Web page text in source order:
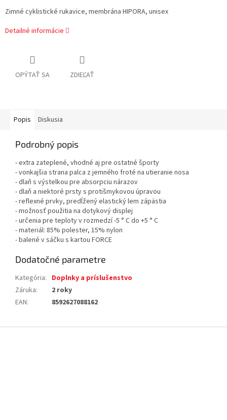
Zimné cyklistické rukavice, membrána HIPORA, unisex
Detailné informácie
OPÝTAŤ SA ZDIEĽAŤ
Popis Diskusia
Podrobný popis
- extra zateplené, vhodné aj pre ostatné športy
- vonkajšia strana palca z jemného froté na utieranie nosa
- dlaň s výstelkou pre absorpciu nárazov
- dlaň a niektoré prsty s protišmykovou úpravou
- reflexné prvky, predĺžený elastický lem zápästia
- možnosť použitia na dotykový displej
- určenia pre teploty v rozmedzí -5 ° C do +5 ° C
- materiál: 85% polester, 15% nylon
- balené v sáčku s kartou FORCE
Dodatočné parametre
Kategória: Doplnky a príslušenstvo
Záruka:
2 roky
EAN: 8592627088162